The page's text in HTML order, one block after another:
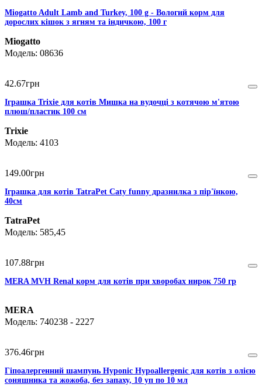
Miogatto Adult Lamb and Turkey, 100 g - Вологий корм для
дорослих кішок з ягням та індичкою, 100 г
Miogatto
08636
42.67грн
Іграшка Trixie для котів Мишка на вудочці з котячою м'ятою
плюш/пластик 100 см
Trixie
4103
149.00грн
Іграшка для котів TatraPet Caty funny дразнилка з пір'їнкою,
40см
TatraPet
585,45
107.88грн
MERA MVH Renal корм для котів при хворобах нирок 750 гр
MERA
740238 - 2227
376.46грн
Гіпоалергенний шампунь Hyponic Hypoallergenic для котів з олією
соняшника та жожоба, без запаху, 10 уп по 10 мл